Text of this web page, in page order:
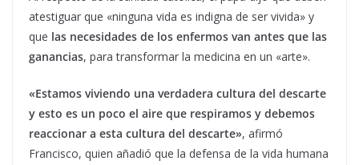
atestiguar que «ninguna vida es indigna de ser vivida» y
que las necesidades de los enfermos van antes que las
ganancias, para transformar la medicina en un «arte».
«Estamos viviendo una verdadera cultura del descarte
y esto es un poco el aire que respiramos y debemos
reaccionar a esta cultura del descarte», afirmó
Francisco, quien añadió que la defensa de la vida humana